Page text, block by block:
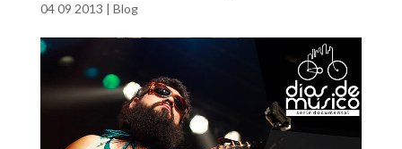
04 09 2013 | Blog